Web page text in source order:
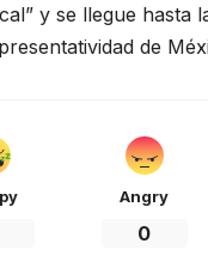
y se llegue hasta
de
Angry
0